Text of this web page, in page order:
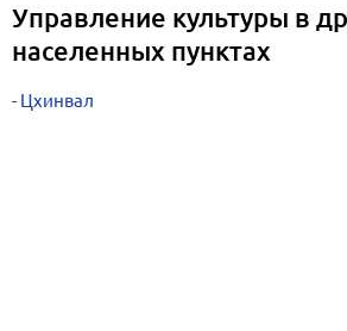
Управление культуры в
населенных пунктах
Цхинвал